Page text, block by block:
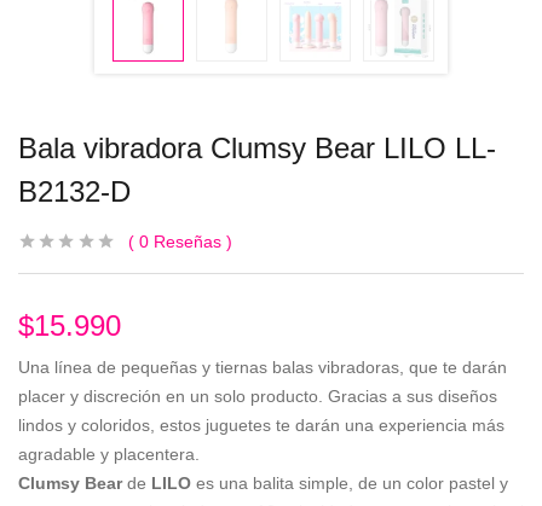
Bala vibradora Clumsy Bear LILO LL-
B2132-D
0 Reseñas
$15.990
Una línea de pequeñas y tiernas balas vibradoras, que te darán
placer y discreción en un solo producto. Gracias a sus diseños
lindos y coloridos, estos juguetes te darán una experiencia más
agradable y placentera.
Clumsy Bearde LILO es una balita simple, de un color pastel y